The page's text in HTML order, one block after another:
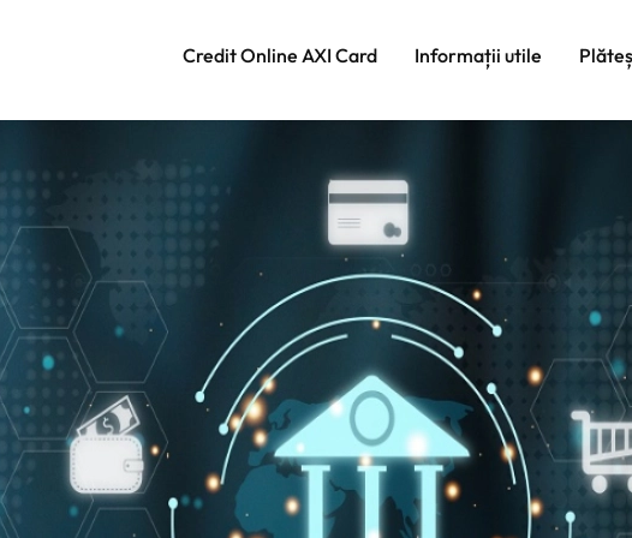
Credit Online AXI Card Informații utile